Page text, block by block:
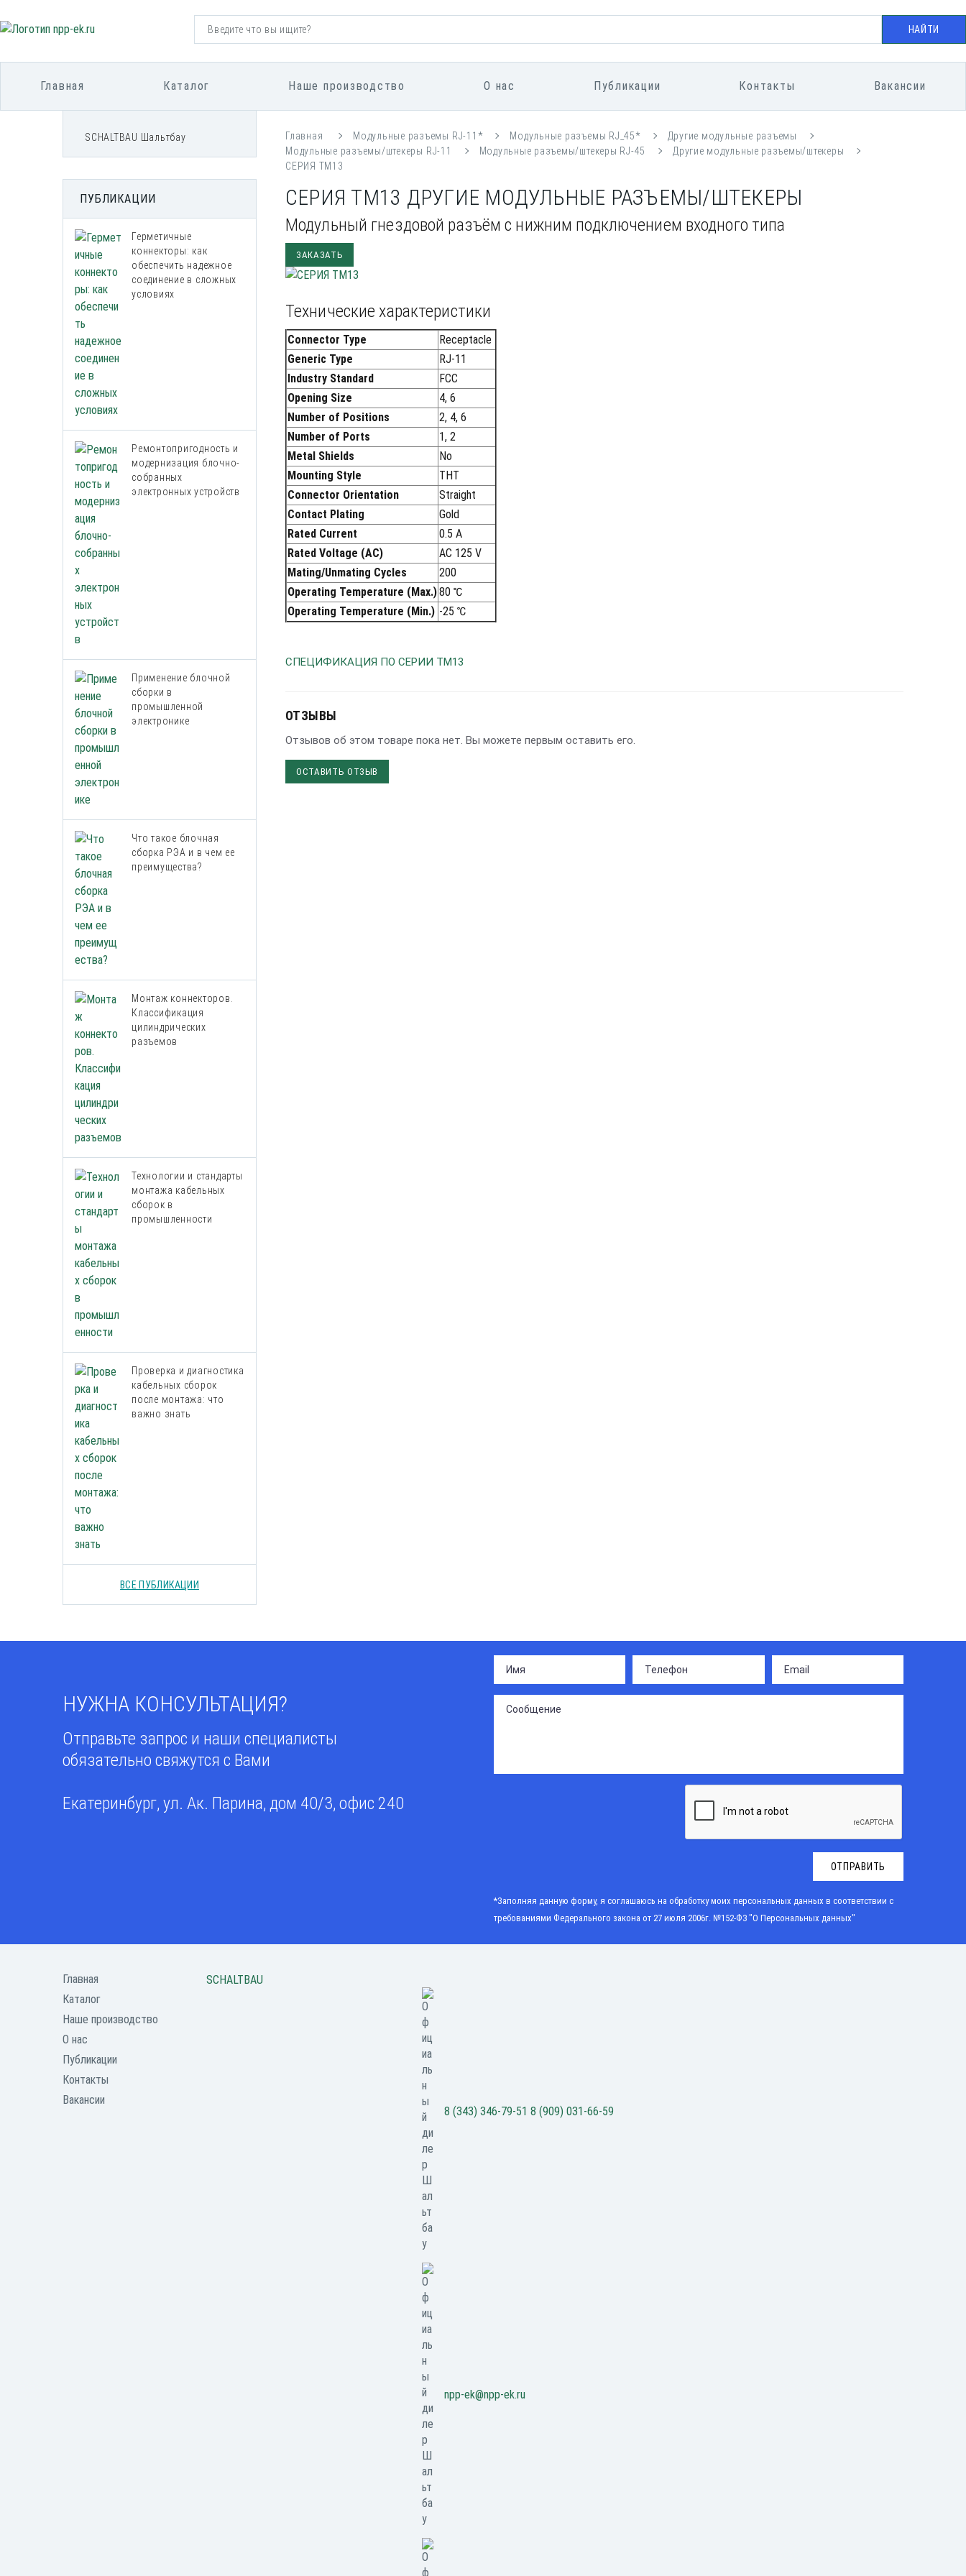
НАЙТИ
Главная Каталог Наше производство О нас Публикации Контакты Вакансии
SCHALTBAU Шальтбау
ПУБЛИКАЦИИ
Герметичные
коннекторы: как
обеспечить надежное
соединение в сложных
условиях
Ремонтопригодность и
модернизация блочно-
собранных
электронных устройств
Применение блочной
сборки в
промышленной
электронике
Что такое блочная
сборка РЭА и в чем ее
преимущества?
Монтаж коннекторов.
Классификация
цилиндрических
разъемов
Технологии и стандарты
монтажа кабельных
сборок в
промышленности
Проверка и диагностика
кабельных сборок
после монтажа: что
важно знать
ВСЕ ПУБЛИКАЦИИ
Главная Модульные разъемы RJ-11* Модульные разъемы RJ_45*
Другие модульные разъемы
Модульные разъемы/штекеры RJ-11
Модульные разъемы/штекеры RJ-45
Другие модульные разъемы/штекеры
СЕРИЯ TM13
СЕРИЯ TM13 ДРУГИЕ МОДУЛЬНЫЕ РАЗЪЕМЫ/ШТЕКЕРЫ
Модульный гнездовой разъём с нижним подключением входного типа
ЗАКАЗАТЬ
Технические характеристики
Connector Type
Receptacle
Generic Type
RJ-11
Industry Standard
FCC
Opening Size
4, 6
Number of Positions
2, 4, 6
Number of Ports
1, 2
Metal Shields
No
Mounting Style
THT
Connector Orientation
Straight
Contact Plating
Gold
Rated Current
0.5 A
Rated Voltage (AC)
AC 125 V
Mating/Unmating Cycles
200
Operating Temperature (Max.)80 ℃
Operating Temperature (Min.) -25 ℃
СПЕЦИФИКАЦИЯ ПО СЕРИИ TM13
ОТЗЫВЫ
Отзывов об этом товаре пока нет. Вы можете первым оставить его.
ОСТАВИТЬ ОТЗЫВ
НУЖНА КОНСУЛЬТАЦИЯ?
Отправьте запрос и наши специалисты
обязательно свяжутся с Вами
Екатеринбург, ул. Ак. Парина, дом 40/3, офис 240
ОТПРАВИТЬ
*Заполняя данную форму, я соглашаюсь на обработку моих персональных данных в соответствии с
требованиями Федерального закона от 27 июля 2006г. №152-Ф3 "О Персональных данных"
Главная
Каталог
Наше производство
О нас
Публикации
Контакты
Вакансии
SCHALTBAU
8 (343) 346-79-51 8 (909) 031-66-59
npp-ek@npp-ek.ru